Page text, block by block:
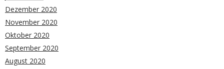
Dezember 2020
November 2020
Oktober 2020
September 2020
August 2020